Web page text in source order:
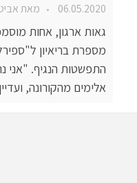
06.05.2020 מאת
גאות ארגון, אחות
מספרת בריאיון
התפשטות הנגיף. "אני
אלימים מהקורונה,